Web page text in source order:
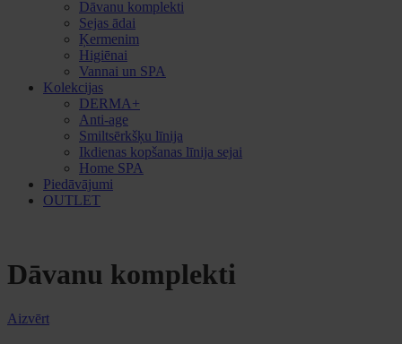
Dāvanu komplekti
Sejas ādai
Ķermenim
Higiēnai
Vannai un SPA
Kolekcijas
DERMA+
Anti-age
Smiltsērkšķu līnija
Ikdienas kopšanas līnija sejai
Home SPA
Piedāvājumi
OUTLET
Dāvanu komplekti
Aizvērt